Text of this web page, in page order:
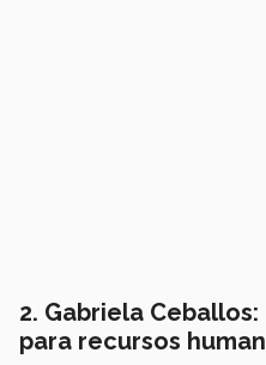
2. Gabriela
para recursos